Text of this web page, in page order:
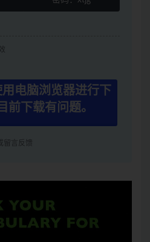
电脑浏览器进行下
前下载有问题。
留言反馈